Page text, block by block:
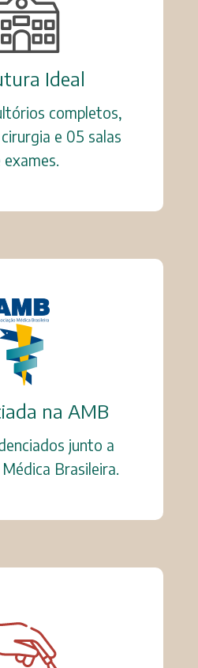
Ideal
completos,
e 05 salas
exames.
na AMB
junto a
Brasileira.